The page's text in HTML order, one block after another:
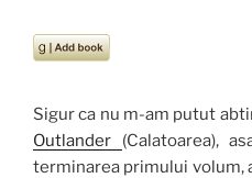
Sigur ca nu m-am putut
Outlander (Calatoarea),
terminarea primului volum,